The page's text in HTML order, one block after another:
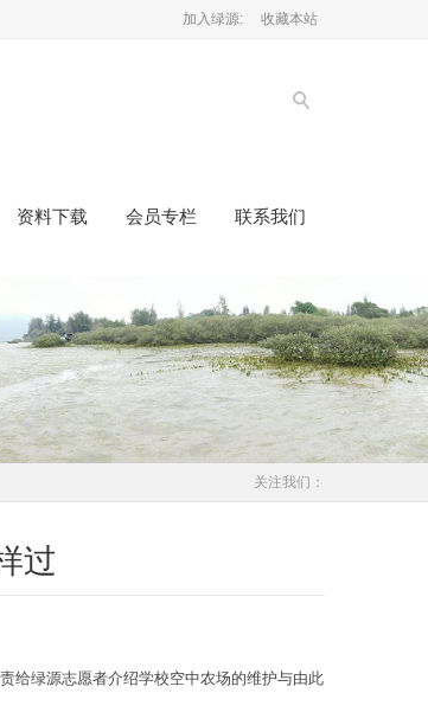
加入绿源: 收藏本站
资料下载 会员专栏 联系我们
关注我们：
过
给绿源志愿者介绍学校空中农场的维护与由此